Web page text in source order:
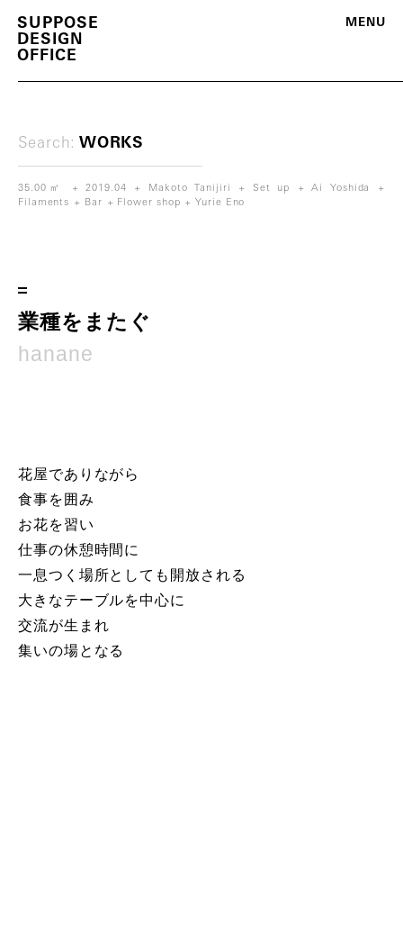
SU P POS E
D ES G N
O F F C E
M E N U
Search: WORKS
hanane
業種を ま た ぐ
35.00㎡ 2019.04 Makoto Tanijiri Set up
Ai Yoshida
Filaments
Bar Flower shop
Yurie Eno
花屋でありながら
食事を囲み
お花を習い
仕事の休憩時間に
一息つく場所としても開放される
大きなテーブルを中心に
交流が生まれ
集いの場となる